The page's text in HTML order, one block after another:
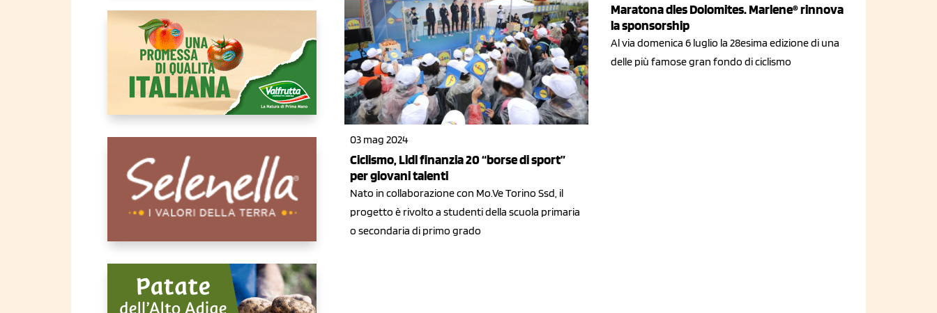
03 mag 2024
Ciclismo, Lidl finanzia 20 “borse di sport”
per giovani talenti
Nato in collaborazione con Mo.Ve Torino Ssd, il
progetto è rivolto a studenti della scuola primaria
o secondaria di primo grado
Maratona dles Dolomites. Marlene® rinnova
la sponsorship
Al via domenica 6 luglio la 28esima edizione di una
delle più famose gran fondo di ciclismo